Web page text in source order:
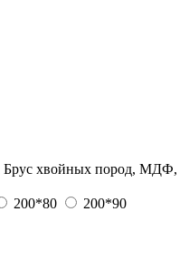
Брус хвойных пород, МДФ,
200*80
200*90